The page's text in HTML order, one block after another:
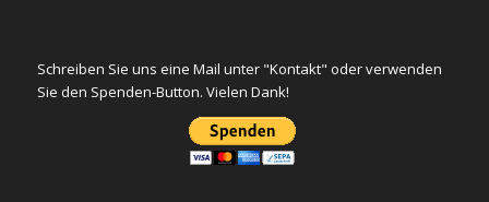
Schreiben Sie uns eine Mail unter "Kontakt" oder verwenden
Sie den Spenden-Button. Vielen Dank!